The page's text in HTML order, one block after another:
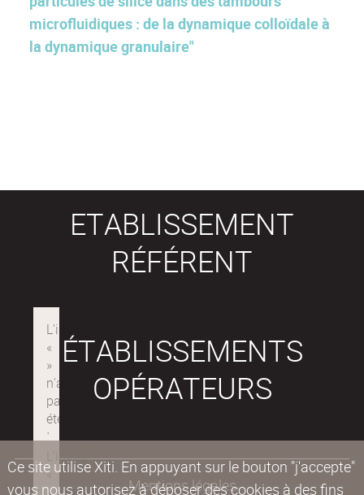
Ce site utilise Xiti. En appuyant sur le bouton "j'accepte"
vous nous autorisez à déposer des cookies à des fins
microfluidiques : de la dynamique colloïdale à
la dynamique granulaire"
ETABLISSEMENT
RÉFÉRENT
ÉTABLISSEMENTS
OPÉRATEURS
Mentions légales